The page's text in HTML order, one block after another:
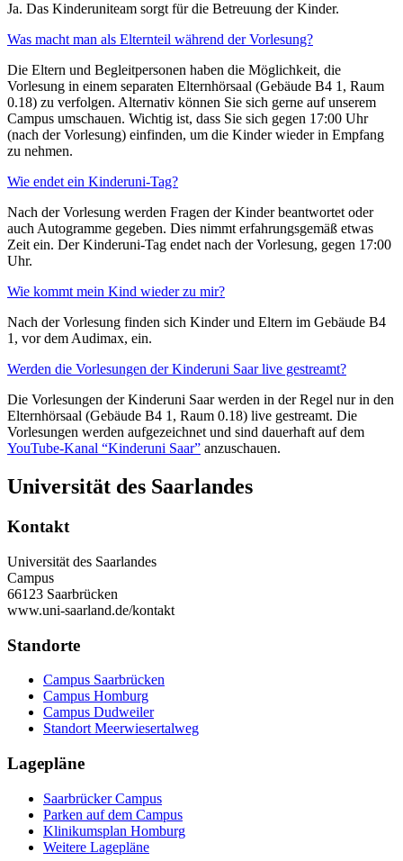
Ja. Das Kinderuniteam sorgt für die Betreuung der Kinder.
Was macht man als Elternteil während der Vorlesung?
Die Eltern und Begleitpersonen haben die Möglichkeit, die
Vorlesung in einem separaten Elternhörsaal (Gebäude B4 1, Raum
0.18) zu verfolgen. Alternativ können Sie sich gerne auf unserem
Campus umschauen. Wichtig ist, dass Sie sich gegen 17:00 Uhr
(nach der Vorlesung) einfinden, um die Kinder wieder in Empfang
zu nehmen.
Wie endet ein Kinderuni-Tag?
Nach der Vorlesung werden Fragen der Kinder beantwortet oder
auch Autogramme gegeben. Dies nimmt erfahrungsgemäß etwas
Zeit ein. Der Kinderuni-Tag endet nach der Vorlesung, gegen 17:00
Uhr.
Wie kommt mein Kind wieder zu mir?
Nach der Vorlesung finden sich Kinder und Eltern im Gebäude B4
1, vor dem Audimax, ein.
Werden die Vorlesungen der Kinderuni Saar live gestreamt?
Die Vorlesungen der Kinderuni Saar werden in der Regel nur in den
Elternhörsaal (Gebäude B4 1, Raum 0.18) live gestreamt. Die
Vorlesungen werden aufgezeichnet und sind dauerhaft auf dem
YouTube-Kanal “Kinderuni Saar” anzuschauen.
Universität des Saarlandes
Kontakt
Universität des Saarlandes
Campus
66123 Saarbrücken
www.uni-saarland.de/kontakt
Standorte
Campus Saarbrücken
Campus Homburg
Campus Dudweiler
Standort Meerwiesertalweg
Lagepläne
Saarbrücker Campus
Parken auf dem Campus
Klinikumsplan Homburg
Weitere Lagepläne